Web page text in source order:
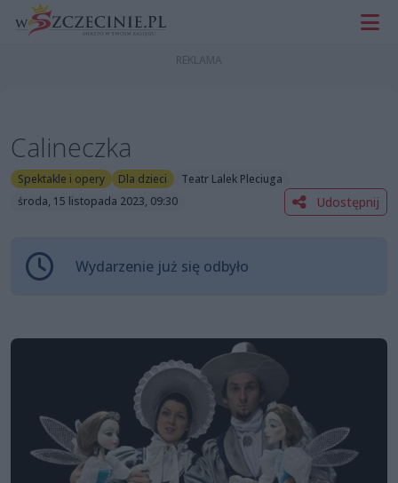
Calineczka
Spektakle i opery Dla dzieci
Teatr Lalek Pleciuga
środa, 15 listopada 2023, 09:30
Udostępnij
Wydarzenie już się odbyło